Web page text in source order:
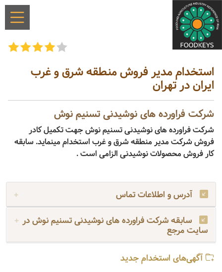
استخدام مدیر فروش منطقه شرق و غرب
ایران در تهران
شرکت فراورده های نوشیدنی تسنیم نوش
شرکت فراورده های نوشیدنی تسنیم نوش جهت تکمیل کادر
فروش شرکت مدیر منطقه شرق و غرب استخدام مینماید. سابقه
کار فروش محصولات نوشیدنی الزامی است .
آدرس و اطلاعات تماس
سابقه شرکت فراورده های نوشیدنی تسنیم نوش در
سایت مرجع
آگهی‌های استخدام جدید